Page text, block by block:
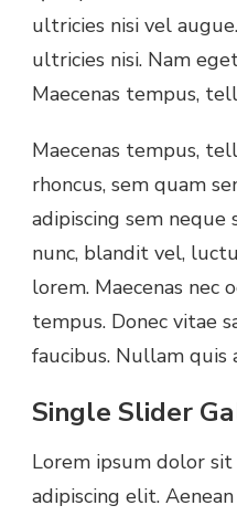
ultricies nisi vel
ultricies nisi. Nam
Maecenas tempus,
Maecenas tempus,
rhoncus, sem quam
adipiscing sem neque
nunc, blandit vel,
lorem. Maecenas
tempus. Donec vitae
faucibus. Nullam quis
Single Slider
Lorem ipsum dolor
adipiscing elit.